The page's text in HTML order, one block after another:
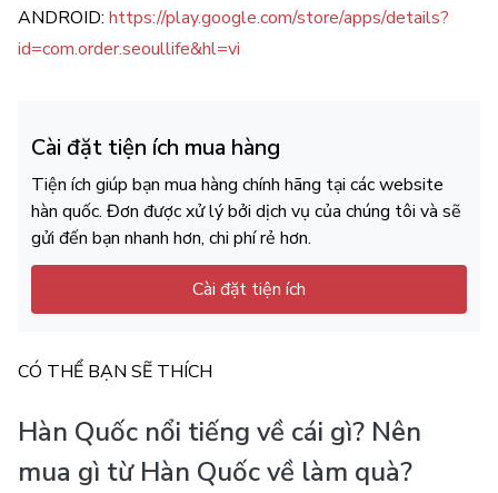
ANDROID: https://play.google.com/store/apps/details?
id=com.order.seoullife&hl=vi
Cài đặt tiện ích mua hàng
Tiện ích giúp bạn mua hàng chính hãng tại các website
hàn quốc. Đơn được xử lý bởi dịch vụ của chúng tôi và sẽ
gửi đến bạn nhanh hơn, chi phí rẻ hơn.
Cài đặt tiện ích
CÓ THỂ BẠN SẼ THÍCH
Hàn Quốc nổi tiếng về cái gì? Nên
mua gì từ Hàn Quốc về làm quà?